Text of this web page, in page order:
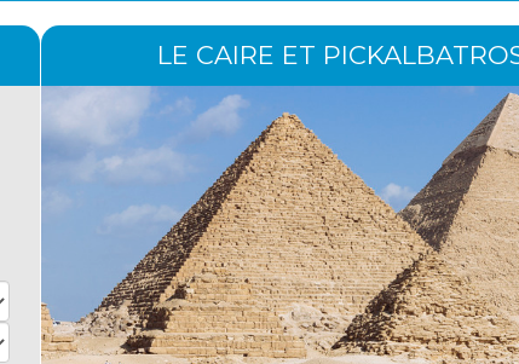
LE CAIRE ET